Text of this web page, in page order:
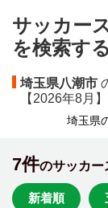
サッカー
を検索する
埼玉県八潮市
【 2026年8月】
埼玉県
7件のサッカー
新着順